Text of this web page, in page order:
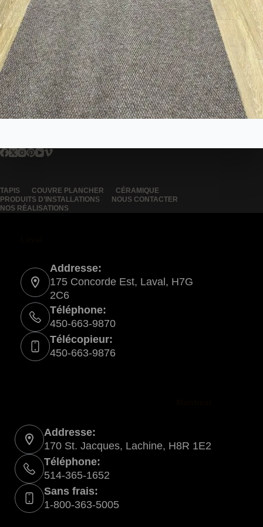
TAPIS COUVRE PLANCHER
CÉRAMIQUE
PRODUITS D’INSTALLATIONS
NOUS CONTACTER
NOS RÉALISATIONS
Addresse:
175 Concorde Est, Laval, H7G
2C6
Téléphone:
450-663-9870
Télécopieur:
450-663-9876
Addresse:
170 St. Jacques, Lachine, H8R 1E2
Téléphone:
514-365-1652
Sans frais:
1-800-363-5005